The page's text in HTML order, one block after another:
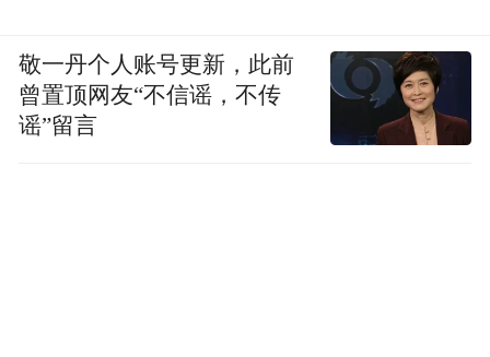
敬一丹个人账号更新，此前
曾置顶网友“不信谣，不传
谣”留言